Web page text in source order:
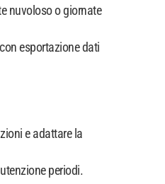
nuvoloso o giornate
esportazione dati
e adattare la
periodi.